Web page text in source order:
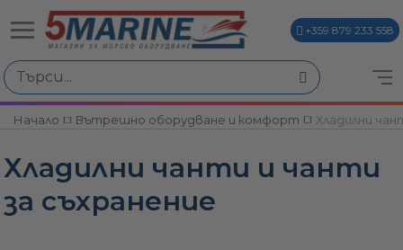
+359 879 233 558
Избери по
Начало Вътрешно оборудване и комфорт Хладилни
Хладилни чанти и чанти
за съхранение